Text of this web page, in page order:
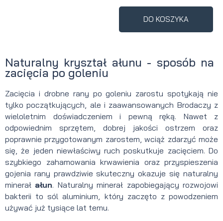
DO KOSZYKA
Naturalny kryształ ałunu - sposób na
zacięcia po goleniu
Zacięcia i drobne rany po goleniu zarostu spotykają nie
tylko początkujących, ale i zaawansowanych Brodaczy z
wieloletnim doświadczeniem i pewną ręką. Nawet z
odpowiednim sprzętem, dobrej jakości ostrzem oraz
poprawnie przygotowanym zarostem, wciąż zdarzyć może
się, że jeden niewłaściwy ruch poskutkuje zacięciem. Do
szybkiego zahamowania krwawienia oraz przyspieszenia
gojenia rany prawdziwie skuteczny okazuje się naturalny
minerał ałun. Naturalny minerał zapobiegający rozwojowi
bakterii to sól aluminium, który zaczęto z powodzeniem
używać już tysiące lat temu.